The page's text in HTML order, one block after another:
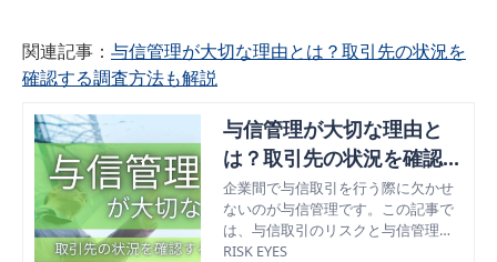
関連記事： 与信管理が大切な理由とは？取引先の状況を
確認する調査方法も解説
与信管理が大切な理由と
は？取引先の状況を確認す
る調査方法も解説
企業間で与信取引を行う際に欠かせ
ないのが与信管理です。この記事で
は、与信取引のリスクと与信管理が
大切な理由を解説していきます。ま
RISK EYES